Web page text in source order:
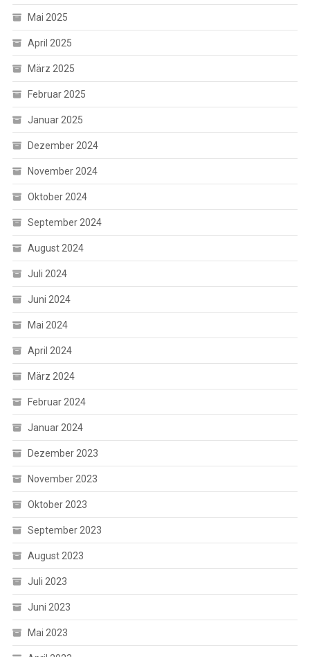
Mai 2025
April 2025
März 2025
Februar 2025
Januar 2025
Dezember 2024
November 2024
Oktober 2024
September 2024
August 2024
Juli 2024
Juni 2024
Mai 2024
April 2024
März 2024
Februar 2024
Januar 2024
Dezember 2023
November 2023
Oktober 2023
September 2023
August 2023
Juli 2023
Juni 2023
Mai 2023